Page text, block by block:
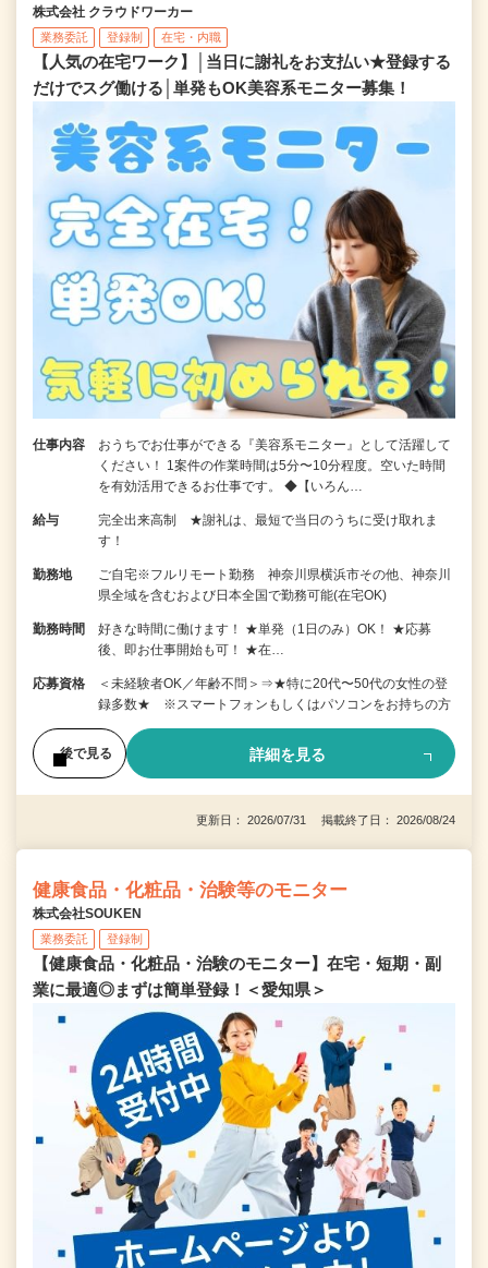
株式会社 クラウドワーカー
業務委託 登録制 在宅・内職
【人気の在宅ワーク】│当日に謝礼をお支払い★登録する
だけでスグ働ける│単発もOK美容系モニター募集！
仕事内容
おうちでお仕事ができる『美容系モニター』として活躍して
ください！ 1案件の作業時間は5分〜10分程度。空いた時間
を有効活用できるお仕事です。 ◆【いろん…
給与
完全出来高制 ★謝礼は、最短で当日のうちに受け取れま
す！
勤務地
ご自宅※フルリモート勤務 神奈川県横浜市その他、神奈川
県全域を含むおよび日本全国で勤務可能(在宅OK)
勤務時間
好きな時間に働けます！ ★単発（1日のみ）OK！ ★応募
後、即お仕事開始も可！ ★在…
応募資格
＜未経験者OK／年齢不問＞⇒★特に20代〜50代の女性の登
録多数★ ※スマートフォンもしくはパソコンをお持ちの方
後で見る 詳細を見る
更新日： 2026/07/31 掲載終了日： 2026/08/24
健康食品・化粧品・治験等のモニター
株式会社SOUKEN
業務委託 登録制
【健康食品・化粧品・治験のモニター】在宅・短期・副
業に最適◎まずは簡単登録！＜愛知県＞